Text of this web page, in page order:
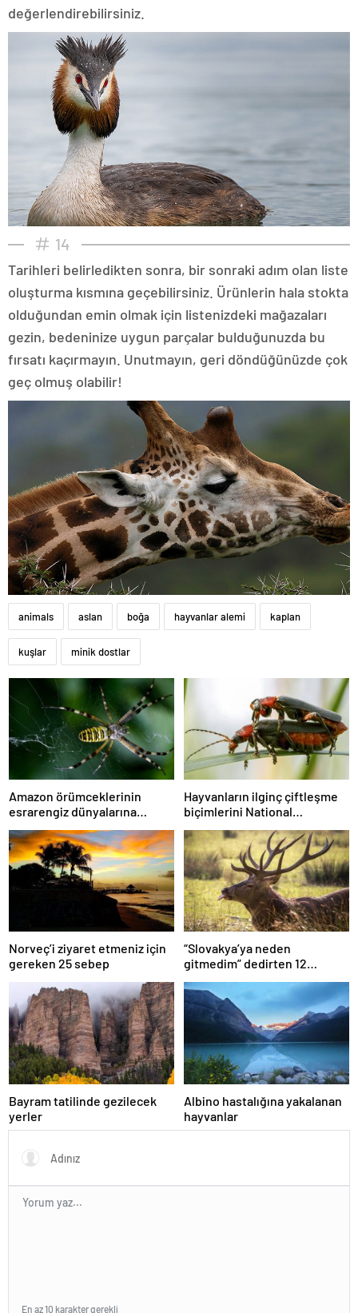
değerlendirebilirsiniz.
14
Tarihleri belirledikten sonra, bir sonraki adım olan liste
oluşturma kısmına geçebilirsiniz. Ürünlerin hala stokta
olduğundan emin olmak için listenizdeki mağazaları
gezin, bedeninize uygun parçalar bulduğunuzda bu
fırsatı kaçırmayın. Unutmayın, geri döndüğünüzde çok
geç olmuş olabilir!
animals aslan boğa hayvanlar alemi kaplan
kuşlar minik dostlar
Amazon örümceklerinin
esrarengiz dünyalarına
gitmeye hazır olun.
Hayvanların ilginç çiftleşme
biçimlerini National
Geographic görüntüledi.
Norveç’i ziyaret etmeniz için
gereken 25 sebep
“Slovakya’ya neden
gitmedim” dedirten 12
fotoğraf
Bayram tatilinde gezilecek
yerler
Albino hastalığına yakalanan
hayvanlar
En az 10 karakter gerekli